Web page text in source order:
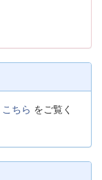
こちら をご覧く